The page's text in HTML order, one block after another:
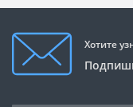
Хотите